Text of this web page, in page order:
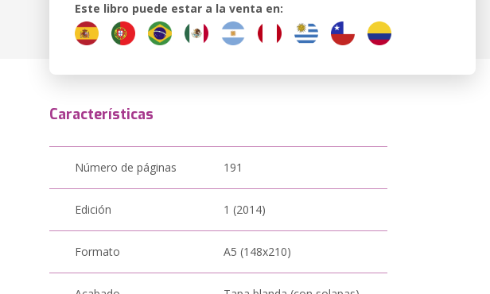
Este libro puede estar a la venta en:
Características
Número de páginas 191
Edición 1 (2014)
Formato A5 (148x210)